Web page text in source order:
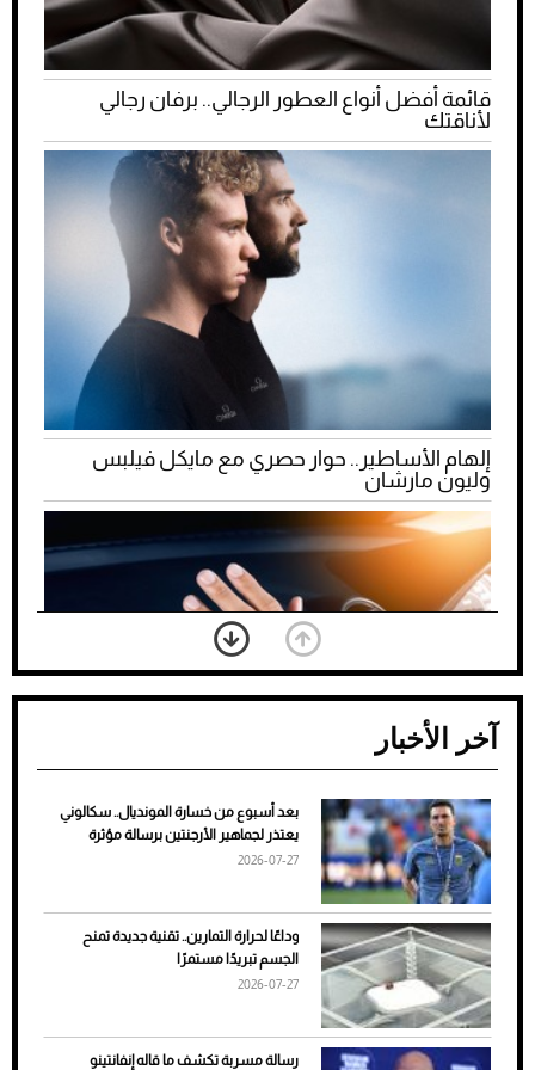
قائمة أفضل أنواع العطور الرجالي.. برفان رجالي
لأناقتك
إلهام الأساطير.. حوار حصري مع مايكل فيلبس
وليون مارشان
ضعف تبريد مكيف السيارة عند الوقوف.. أشهر
الأسباب والحلول
آخر الأخبار
بعد أسبوع من خسارة المونديال.. سكالوني
يعتذر لجماهير الأرجنتين برسالة مؤثرة
2026-07-27
وداعًا لحرارة التمارين.. تقنية جديدة تمنح
الجسم تبريدًا مستمرًا
2026-07-27
رسالة مسربة تكشف ما قاله إنفانتينو